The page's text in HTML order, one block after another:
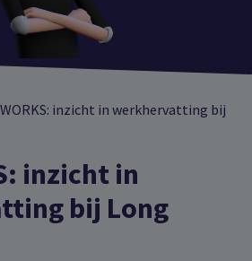
inzicht in werkhervatting bij
inzicht in
bij Long